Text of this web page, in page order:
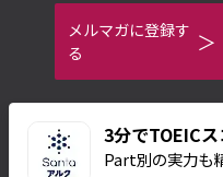
3分でTOEIC
Part別の実力も
メルマガに登録す
る